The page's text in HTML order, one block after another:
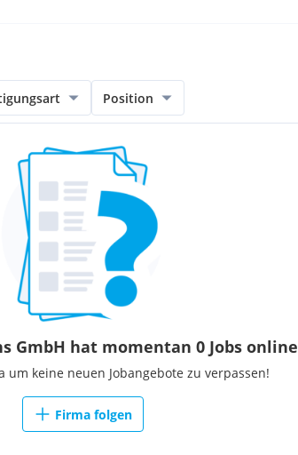
Position
GmbH hat momentan 0 Jobs online
um keine neuen Jobangebote zu verpassen!
Firma folgen